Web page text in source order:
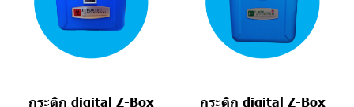
กระติก digital Z-Box
กระติก digital Z-Box